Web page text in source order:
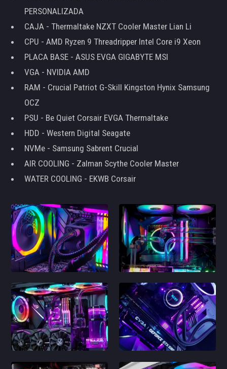
PERSONALIZADA
CAJA - Thermaltake NZXT Cooler Master Lian Li
CPU - AMD Ryzen 9 Threadripper Intel Core i9 Xeon
PLACA BASE - ASUS EVGA GIGABYTE MSI
VGA - NVIDIA AMD
RAM - Crucial Patriot G-Skill Kingston Hynix Samsung
OCZ
PSU - Be Quiet Corsair EVGA Thermaltake
HDD - Western Digital Seagate
NVMe - Samsung Sabrent Crucial
AIR COOLING - Zalman Scythe Cooler Master
WATER COOLING - EKWB Corsair